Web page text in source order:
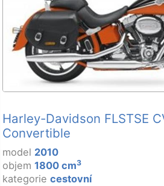
Harley-Davidson FLSTSE
Convertible
model 2010
objem 1800 cm3
kategorie cestovní